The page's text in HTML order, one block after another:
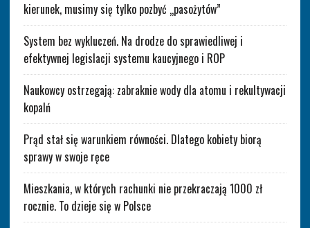
kierunek, musimy się tylko pozbyć „pasożytów”
System bez wykluczeń. Na drodze do sprawiedliwej i
efektywnej legislacji systemu kaucyjnego i ROP
Naukowcy ostrzegają: zabraknie wody dla atomu i rekultywacji
kopalń
Prąd stał się warunkiem równości. Dlatego kobiety biorą
sprawy w swoje ręce
Mieszkania, w których rachunki nie przekraczają 1000 zł
rocznie. To dzieje się w Polsce